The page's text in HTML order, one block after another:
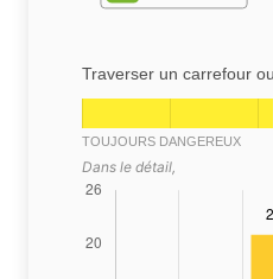
Traverser un carrefour
TOUJOURS DANGEREUX
Dans le détail,